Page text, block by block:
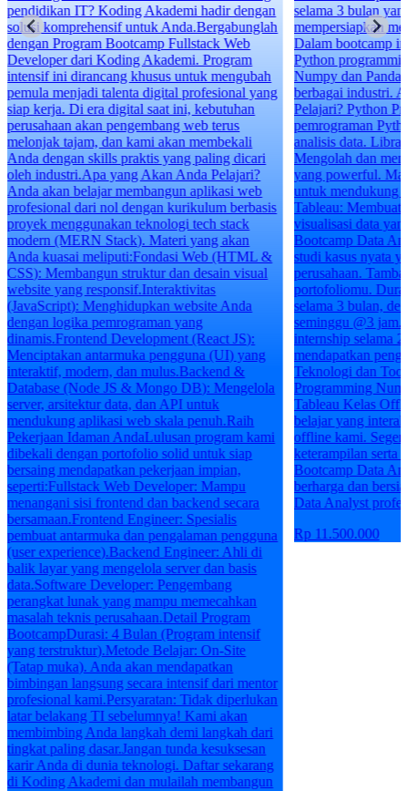
dengan
Web
Program
mengubah
yang
terus
dicari
Pelajari?
web
berbasis
stack
akan
(HTML &
visual
Anda
JS):
(UI) yang
&
Mengelola
kami
siap
Mampu
secara
pengguna
Ahli di
dan basis
Program
intensif
On-Site
dari mentor
diperlukan
akan
langkah dari
sekarang
selama 3 bulan yang dirancang khusus untuk
mempersiapkan menghadapi dunia kerja.
Dalam bootcamp ini, kamu akan belajar Basic
Python programming, serta menguasai library
Numpy dan Pandas yang sangat dibutuhkan di
berbagai industri. Apa yang Akan Kamu
Pelajari? Python Programming: Dasar-dasar
pemrograman Python yang esensial untuk
analisis data. Library Numpy dan Pandas:
Mengolah dan menganalisis data dengan library
yang powerful. Matplotlib: Visualisasi data
untuk mendukung pengambilan keputusan.
Tableau: Membuat dashboard interaktif dan
visualisasi data yang menarik. Keuntungan
Bootcamp Data Analyst Studi Kasus: Pecahkan
studi kasus nyata yang sering ditemui di
perusahaan. Tambahkan kasus terbaik ke dalam
portofoliomu. Durasi: Bootcamp berlangsung
selama 3 bulan, dengan pertemuan 3 kali
seminggu @3 jam. Internship: Kesempatan
internship selama 2-3 bulan (opsional) untuk
mendapatkan pengalaman kerja langsung.
Teknologi dan Tools yang Digunakan Python
Programming Numpy, Pandas, dan Matplotlib
Tableau Kelas Offline Nikmati pengalaman
belajar yang interaktif dan langsung di kelas
offline kami. Segera daftar dan tingkatkan
keterampilan serta karirmu dengan mengikuti
Bootcamp Data Analyst. Dapatkan pengalaman
berharga dan bersiaplah untuk berkarir sebagai
Data Analyst profesional!
Rp 11.500.000